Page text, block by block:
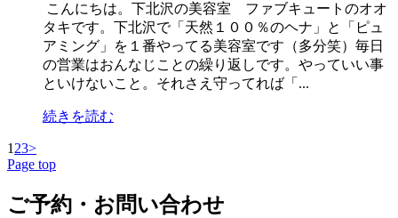
こんにちは。下北沢の美容室 ファブキュートのオオ
タキです。下北沢で「天然１００％のヘナ」と「ピュ
アミング」を１番やってる美容室です（多分笑）毎日
の営業はおんなじことの繰り返しです。やっていい事
といけないこと。それさえ守ってれば「...
続きを読む
1 23>
Page top
ご予約・お問い合わせ